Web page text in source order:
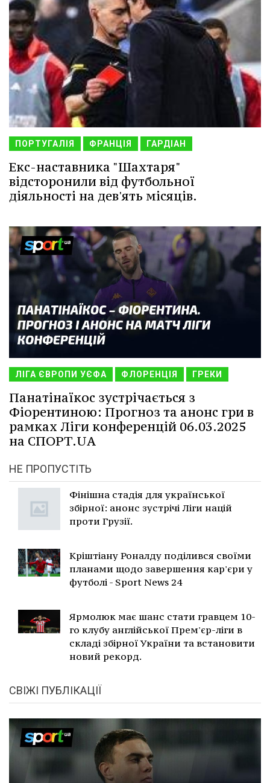
ПОРТУГАЛІЯ ФРАНЦІЯ ГАРДІАН
Екс-наставника "Шахтаря"
відсторонили від футбольної
діяльності на дев'ять місяців.
ЛІГА ЄВРОПИ УЄФА ФЛОРЕНЦІЯ ГРЕКИ
Панатінаїкос зустрічається з
Фіорентиною: Прогноз та анонс гри в
рамках Ліги конференцій 06.03.2025
на СПОРТ.UA
НЕ ПРОПУСТІТЬ
Фінішна стадія для української
збірної: анонс зустрічі Ліги націй
проти Грузії.
Кріштіану Роналду поділився своїми
планами щодо завершення кар'єри у
футболі - Sport News 24
Ярмолюк має шанс стати гравцем 10-
го клубу англійської Прем'єр-ліги в
складі збірної України та встановити
новий рекорд.
СВІЖІ ПУБЛІКАЦІЇ